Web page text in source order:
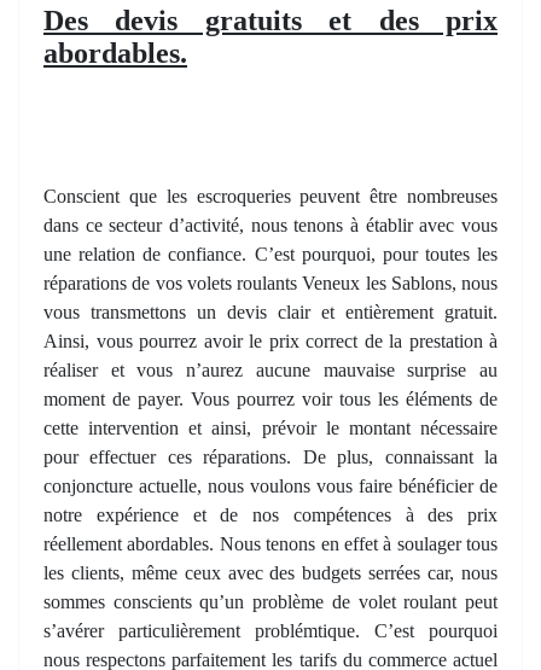
Des devis gratuits et des prix
abordables.
Conscient que les escroqueries peuvent être nombreuses
dans ce secteur d’activité, nous tenons à établir avec vous
une relation de confiance. C’est pourquoi, pour toutes les
réparations de vos volets roulants Veneux les Sablons, nous
vous transmettons un devis clair et entièrement gratuit.
Ainsi, vous pourrez avoir le prix correct de la prestation à
réaliser et vous n’aurez aucune mauvaise surprise au
moment de payer. Vous pourrez voir tous les éléments de
cette intervention et ainsi, prévoir le montant nécessaire
pour effectuer ces réparations. De plus, connaissant la
conjoncture actuelle, nous voulons vous faire bénéficier de
notre expérience et de nos compétences à des prix
réellement abordables. Nous tenons en effet à soulager tous
les clients, même ceux avec des budgets serrées car, nous
sommes conscients qu’un problème de volet roulant peut
s’avérer particulièrement problémtique. C’est pourquoi
nous respectons parfaitement les tarifs du commerce actuel